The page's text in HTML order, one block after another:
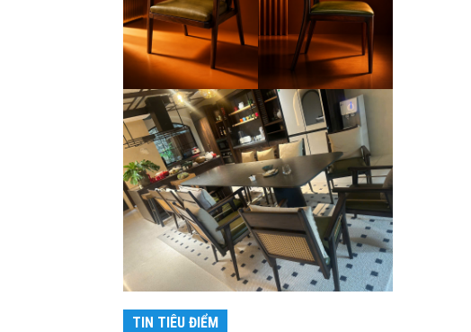
TIN TIÊU ĐIỂM